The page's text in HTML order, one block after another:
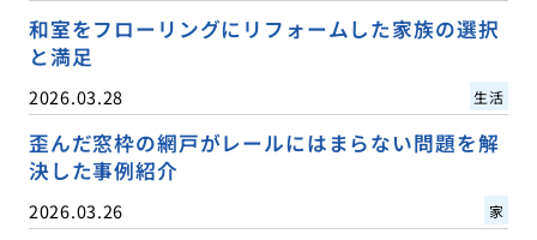
和室をフローリングにリフォームした家族の選択
と満足
2026.03.28 生活
歪んだ窓枠の網戸がレールにはまらない問題を解
決した事例紹介
2026.03.26 家